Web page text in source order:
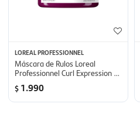
LOREAL PROFESSIONNEL
Máscara de Rulos Loreal
Professionnel Curl Expression -
250 ml
$ 1.990